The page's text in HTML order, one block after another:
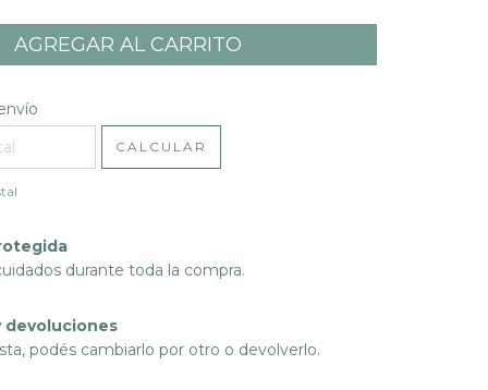
CP:
CALCULAR
durante toda la compra.
devoluciones
podés cambiarlo por otro o devolverlo.